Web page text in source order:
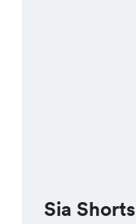
Sia Shorts